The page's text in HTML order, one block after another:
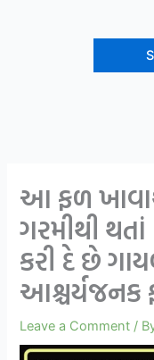
આ ફળ
ગરમીથી
કરી દે છે
આશ્ચર્યજનક
Leave a Comment /